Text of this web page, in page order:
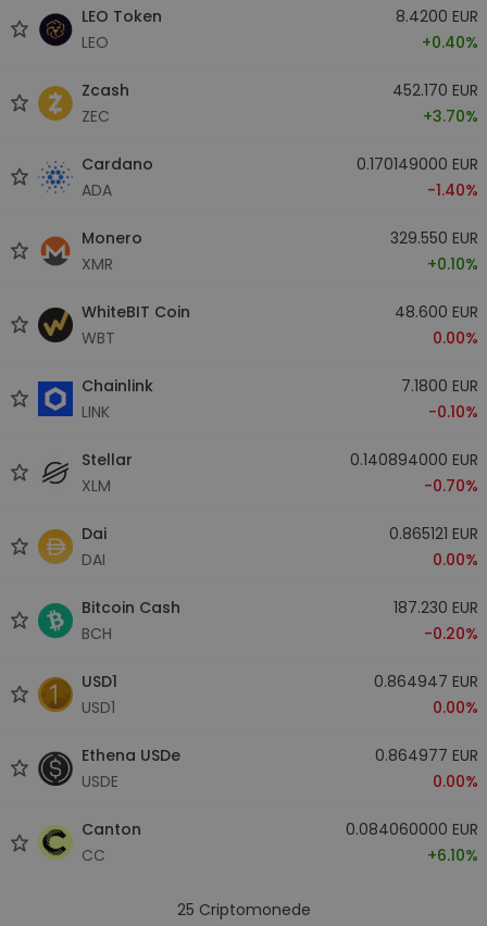
LEO Token
LEO
8.4200 EUR
+0.40%
Zcash
ZEC
452.170 EUR
+3.70%
Cardano
ADA
0.170149000 EUR
-1.40%
Monero
XMR
329.550 EUR
+0.10%
WhiteBIT Coin
WBT
48.600 EUR
0.00%
Chainlink
LINK
7.1800 EUR
-0.10%
Stellar
XLM
0.140894000 EUR
-0.70%
Dai
DAI
0.865121 EUR
0.00%
Bitcoin Cash
BCH
187.230 EUR
-0.20%
USD1
USD1
0.864947 EUR
0.00%
Ethena USDe
USDE
0.864977 EUR
0.00%
Canton
CC
0.084060000 EUR
+6.10%
25 Criptomonede